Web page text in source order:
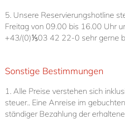
5. Un­se­re Re­ser­vie­rungs­hot­line
Frei­tag von 09.00 bis 16.00 Uhr
+43/(0)⅕03 42 22-​0 sehr gerne
Sons­ti­ge Be­stim­mun­gen
1. Al­le Prei­se ver­ste­hen sich
steu­er.. Ei­ne An­rei­se im
stän­di­ger Be­zah­lung der